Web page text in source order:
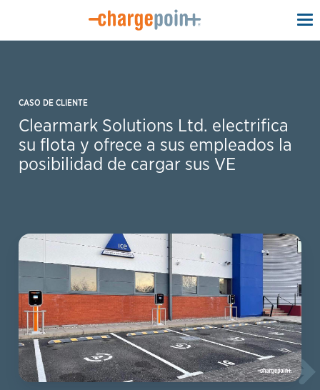
CASO DE CLIENTE
Clearmark Solutions Ltd. electrifica
su flota y ofrece a sus empleados la
posibilidad de cargar sus VE